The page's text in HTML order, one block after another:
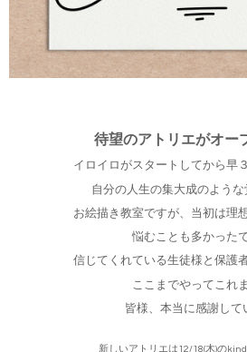
待望のアトリエがオー
イロイロがスタートしてから早
自分の人生の集大成のような
お絵描き教室ですが、当初は理
悩むことも多かったで
信じてくれている生徒様と保護
ここまでやってこれ
皆様、本当に感謝して
新しいアトリエは12/18(木)の